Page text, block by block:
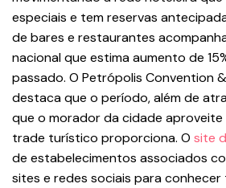
especiais e tem reservas
de bares e restaurantes
nacional que estima aumento de
passado. O Petrópolis Convention
destaca que o período, além de
que o morador da cidade
trade turístico proporciona. O site
de estabelecimentos associados
sites e redes sociais para